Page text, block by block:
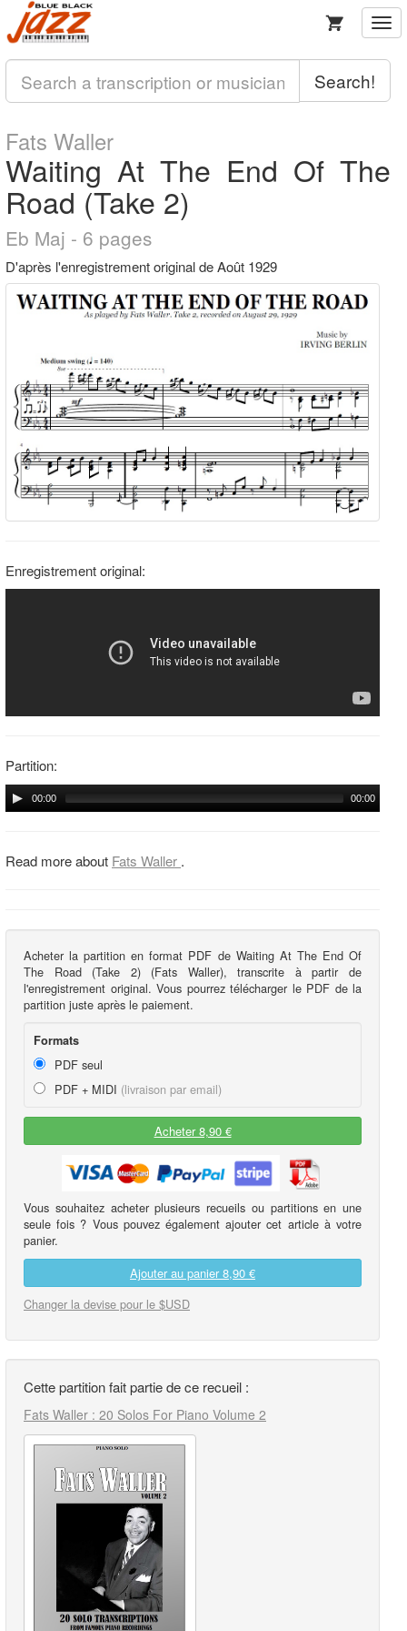
Search!
Fats Waller
Waiting At The End Of The
Road (Take 2)
Eb Maj - 6 pages
D'après l'enregistrement original de Août 1929
Enregistrement original:
Partition:
00:00 00:00
Read more about Fats Waller .
Acheter la partition en format PDF de Waiting At The End Of
The Road (Take 2) (Fats Waller), transcrite à partir de
l'enregistrement original. Vous pourrez télécharger le PDF de la
partition juste après le paiement.
Formats
PDF seul
PDF + MIDI (livraison par email)
Acheter 8,90 €
Vous souhaitez acheter plusieurs recueils ou partitions en une
seule fois ? Vous pouvez également ajouter cet article à votre
panier.
Ajouter au panier8,90 €
Changer la devise pour le $USD
Cette partition fait partie de ce recueil :
Fats Waller : 20 Solos For Piano Volume 2